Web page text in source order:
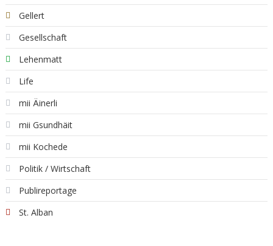
Gellert
Gesellschaft
Lehenmatt
Life
mii Äinerli
mii Gsundhäit
mii Kochede
Politik / Wirtschaft
Publireportage
St. Alban